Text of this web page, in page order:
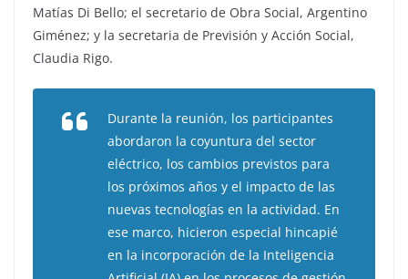
Matías Di Bello; el secretario de Obra Social, Argentino
Giménez; y la secretaria de Previsión y Acción Social,
Claudia Rigo.
Durante la reunión, los participantes
abordaron la coyuntura del sector
eléctrico, los cambios previstos para
los próximos años y el impacto de las
nuevas tecnologías en la actividad. En
ese marco, hicieron especial hincapié
en la incorporación de la Inteligencia